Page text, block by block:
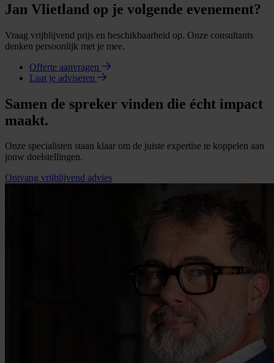
Jan Vlietland op je volgende evenement?
Vraag vrijblijvend prijs en beschikbaarheid op. Onze consultants
denken persoonlijk met je mee.
Offerte aanvragen
Laat je adviseren
Samen de spreker vinden die écht impact
maakt.
Onze specialisten staan klaar om de juiste expertise te koppelen aan
jouw doelstellingen.
Ontvang vrijblijvend advies